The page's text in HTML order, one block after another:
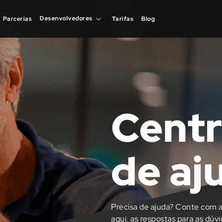
Parcerias Desenvolvedores Tarifas Blog
Parcerias Desenvolvedores Tarifas Blog
de
Precisa de ajuda? Conte com
aqui, as respostas para as